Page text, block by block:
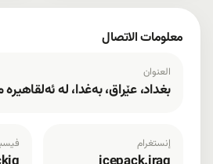
معلومات الاتصال
العنوان
بغداد، عێراق، بەغدا، لە
إنستغرام